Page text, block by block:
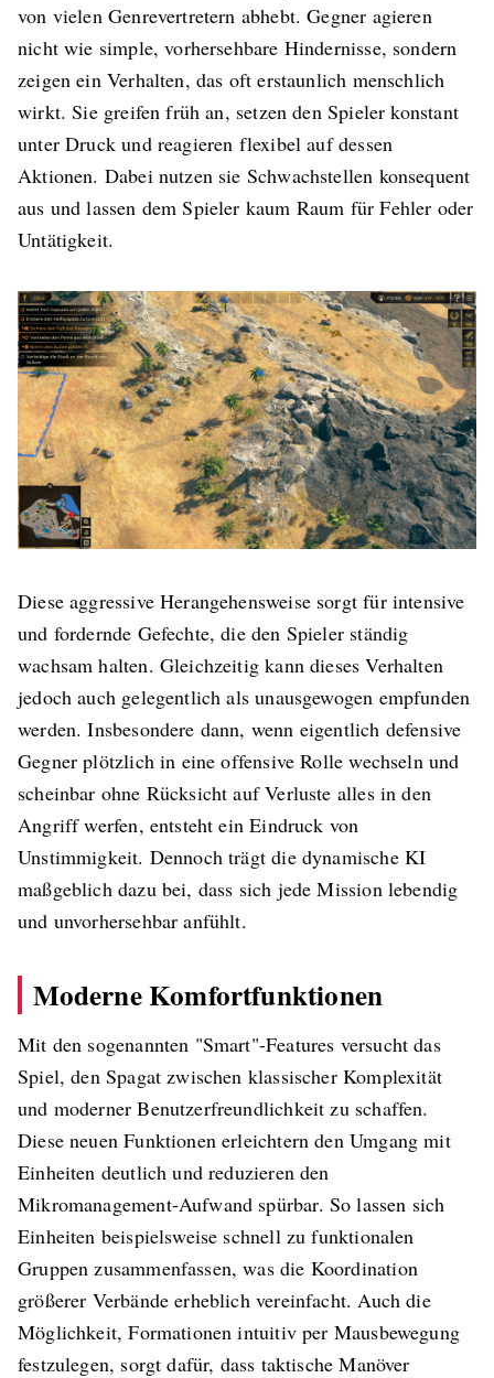
von vielen Genrevertretern abhebt. Gegner agieren
nicht wie simple, vorhersehbare Hindernisse, sondern
zeigen ein Verhalten, das oft erstaunlich menschlich
wirkt. Sie greifen früh an, setzen den Spieler konstant
unter Druck und reagieren flexibel auf dessen
Aktionen. Dabei nutzen sie Schwachstellen konsequent
aus und lassen dem Spieler kaum Raum für Fehler oder
Untätigkeit.
Diese aggressive Herangehensweise sorgt für intensive
und fordernde Gefechte, die den Spieler ständig
wachsam halten. Gleichzeitig kann dieses Verhalten
jedoch auch gelegentlich als unausgewogen empfunden
werden. Insbesondere dann, wenn eigentlich defensive
Gegner plötzlich in eine offensive Rolle wechseln und
scheinbar ohne Rücksicht auf Verluste alles in den
Angriff werfen, entsteht ein Eindruck von
Unstimmigkeit. Dennoch trägt die dynamische KI
maßgeblich dazu bei, dass sich jede Mission lebendig
und unvorhersehbar anfühlt.
Moderne Komfortfunktionen
Mit den sogenannten "Smart"-Features versucht das
Spiel, den Spagat zwischen klassischer Komplexität
und moderner Benutzerfreundlichkeit zu schaffen.
Diese neuen Funktionen erleichtern den Umgang mit
Einheiten deutlich und reduzieren den
Mikromanagement-Aufwand spürbar. So lassen sich
Einheiten beispielsweise schnell zu funktionalen
Gruppen zusammenfassen, was die Koordination
größerer Verbände erheblich vereinfacht. Auch die
Möglichkeit, Formationen intuitiv per Mausbewegung
festzulegen, sorgt dafür, dass taktische Manöver